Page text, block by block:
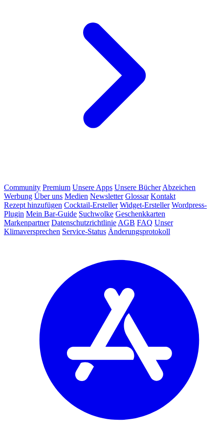
Community Premium Unsere Apps Unsere Bücher Abzeichen
Werbung Über uns Medien Newsletter Glossar Kontakt
Rezept hinzufügen Cocktail-Ersteller Widget-Ersteller Wordpress-
Plugin Mein Bar-Guide Suchwolke Geschenkkarten
Markenpartner Datenschutzrichtlinie AGB FAQ Unser
Klimaversprechen Service-Status Änderungsprotokoll